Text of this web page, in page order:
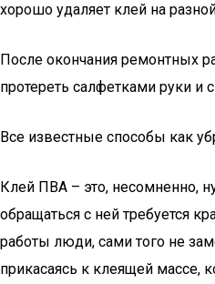
хорошо удаляет клей на
После окончания ремонтных
протереть салфетками руки и
Все известные способы как
Клей ПВА – это, несомненно,
обращаться с ней требуется
работы люди, сами того не
прикасаясь к клеящей массе,